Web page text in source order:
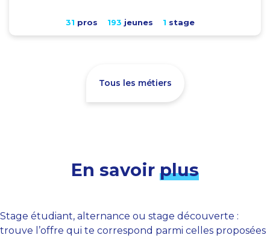
31 pros 193 jeunes 1 stage
Tous les métiers
En savoir plus
Stage étudiant, alternance ou stage découverte :
trouve l’offre qui te correspond parmi celles proposées